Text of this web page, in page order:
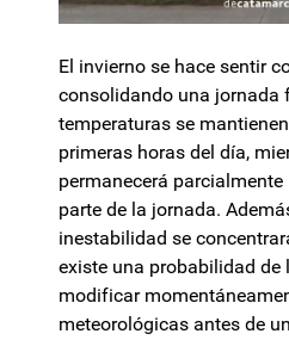
El invierno se hace sentir
consolidando una jornada
temperaturas se
primeras horas del día,
permanecerá
parte de la jornada.
inestabilidad se
existe una probabilidad de
modificar
meteorológicas antes de